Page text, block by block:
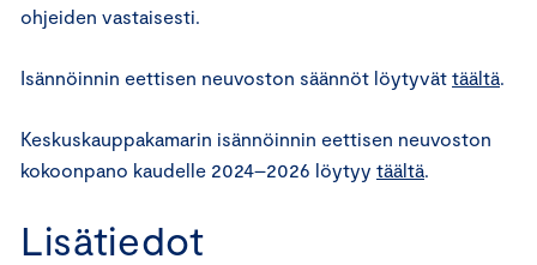
ohjeiden vastaisesti.
Isännöinnin eettisen neuvoston säännöt löytyvät täältä.
Keskuskauppakamarin isännöinnin eettisen neuvoston
kokoonpano kaudelle 2024–2026 löytyy täältä.
Lisätiedot